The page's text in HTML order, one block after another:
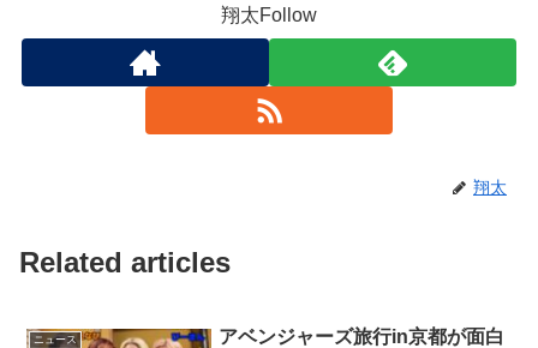
翔太Follow
翔太
Related articles
ニュース
アベンジャーズ旅行in京都が面白